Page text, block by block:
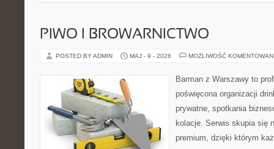
PIWO I BROWARNICTWO
POSTED BY ADMIN MAJ - 9 - 2026 MOŻLIWOŚĆ
Barman z Warszawy to
poświęcona organizacji
prywatne, spotkania
kolacje. Serwis skupia się
premium, dzięki którym